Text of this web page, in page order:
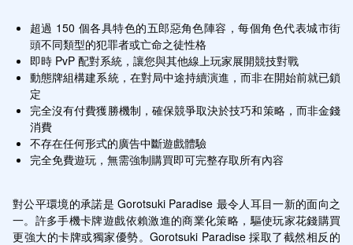
超過 150 個各具特色的五郎惡角色陣容，每個角色代表城市街
頭不同類型的犯罪者或亡命之徒性格
即時 PvP 配對系統，讓您與其他線上玩家展開競技對戰
動態牌組構建系統，在對局中途持續演進，而非在開始前就已鎖
定
完全沒有付費獲勝機制，確保競爭取決於技巧和策略，而非金錢
消費
不存在任何形式的廣告中斷遊戲體驗
完全免費遊玩，無需強制購買即可完整存取所有內容
對公平環境的承諾是 Gorotsuki Paradise 最令人耳目一新的面向之
一。許多手機卡牌遊戲依賴激進的商業化策略，驅使玩家花錢購買
更強大的卡牌或獨家優勢。Gorotsuki Paradise 採取了截然相反的